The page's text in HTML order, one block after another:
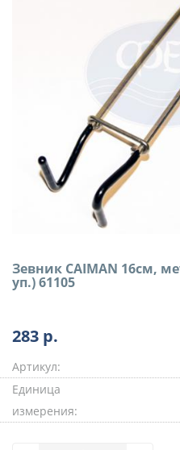
Зевник CAIMAN 16см,
уп.) 61105
283 р.
Артикул:
Единица
измерения: